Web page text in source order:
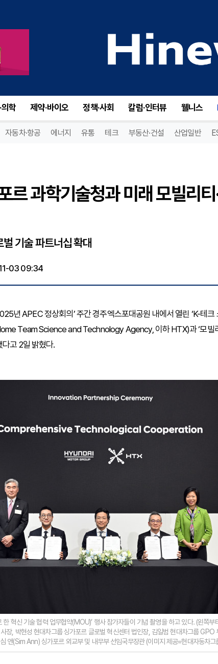
의학 제약·바이오 정책·사회 칼럼·인터뷰 웰니스
자동차·항공 에너지 유통 테크 부동산·건설 산업일반
르 과학기술청과 미래 모빌리티
기술 파트너십 확대
03 09:34
년 APEC 정상회의’ 주간 경주엑스포대공원 내에서 열린 ‘K-테크
Team Science and Technology Agency, 이하 HTX)과 ‘모빌
고 2일 밝혔다.
한 혁신 기술 협력 업무협약(MOU)’ 행사 참가자들이 기념 촬영을 하고 있다. (왼쪽부
장, 박현성 현대차그룹 싱가포르 글로벌 혁신센터 법인장, 김일범 현대차그룹 GPO
앤(Sim Ann) 싱가포르 외교부 및 내무부 선임국무장관 (이미지 제공=현대자동차그